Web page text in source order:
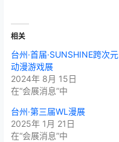
相关
台州·首届·SUNSHINE跨次元
动漫游戏展
2024年 8月 15日
在“会展消息”中
台州·第三届WL漫展
2025年 1月 21日
在“会展消息”中